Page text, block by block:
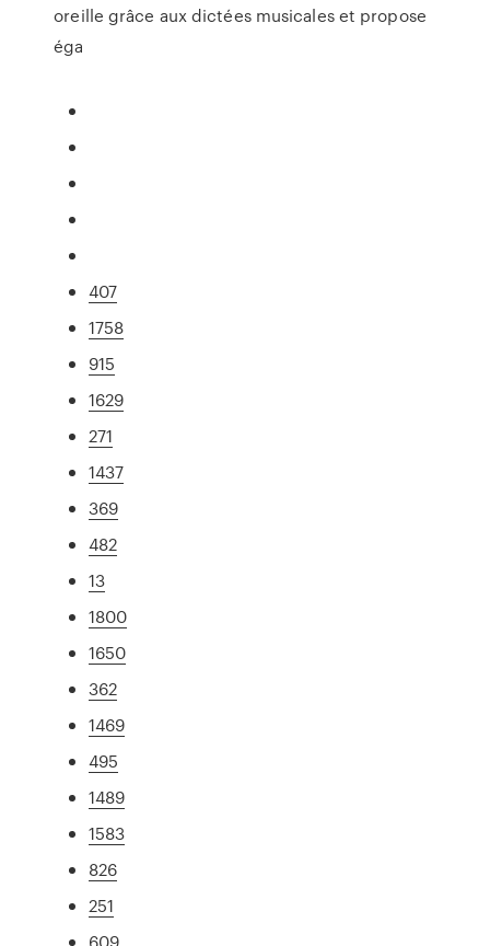
oreille grâce aux dictées musicales et propose
éga
407
1758
915
1629
271
1437
369
482
13
1800
1650
362
1469
495
1489
1583
826
251
609